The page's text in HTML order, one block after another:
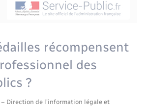
récompensent
des
?
Direction de l'information légale et